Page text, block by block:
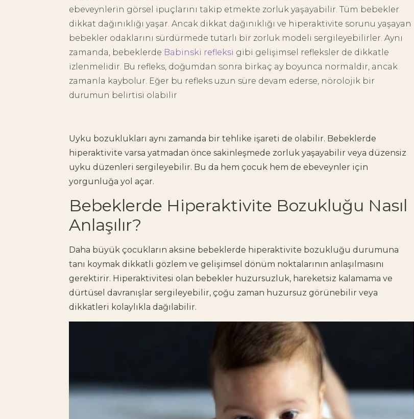
ebeveynlerin görsel ipuçlarını takip etmekte zorluk yaşayabilir. Tüm bebekler
dikkat dağınıklığı yaşar. Ancak dikkat dağınıklığı ve hiperaktivite sorunu yaşayan
bebekler odaklarını sürdürmede tutarlı bir zorluk modeli sergileyebilirler. Aynı
zamanda, bebeklerde Babinski refleksi gibi gelişimsel refleksler de dikkatle
izlenmelidir. Bu refleks, doğumdan sonra birkaç ay boyunca normaldir, ancak
zamanla kaybolur. Eğer bu refleks uzun süre devam ederse, nörolojik bir
durumun belirtisi olabilir
Uyku bozuklukları aynı zamanda bir tehlike işareti de olabilir. Bebeklerde
hiperaktivite varsa yatmadan önce sakinleşmede zorluk yaşayabilir veya düzensiz
uyku düzenleri sergileyebilir. Bu da hem çocuk hem de ebeveynler için
yorgunluğa yol açar.
Bebeklerde Hiperaktivite Bozukluğu Nasıl
Anlaşılır?
Daha büyük çocukların aksine bebeklerde hiperaktivite bozukluğu durumuna
tanı koymak dikkatli gözlem ve gelişimsel dönüm noktalarının anlaşılmasını
gerektirir. Hiperaktivitesi olan bebekler huzursuzluk, hareketsiz kalamama ve
dürtüsel davranışlar sergileyebilir, çoğu zaman huzursuz görünebilir veya
dikkatleri kolaylıkla dağılabilir.